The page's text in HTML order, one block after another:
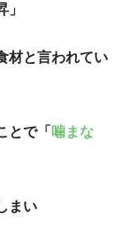
」
材と言われてい
とで「 噛まな
まい